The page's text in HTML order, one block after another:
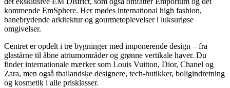
kommende EmSphere. Her mødes international high fashion,
banebrydende arkitektur og gourmetoplevelser i luksuriøse
omgivelser.
Centret er opdelt i tre bygninger med imponerende design – fra
glastårne til åbne atriumområder og grønne vertikale haver. Du
finder internationale mærker som Louis Vuitton, Dior, Chanel og
Zara, men også thailandske designere, tech-butikker, boligindretning
og kosmetik i alle prisklasser.